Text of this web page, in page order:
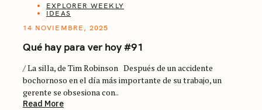
EXPLORER WEEKLY
IDEAS
14 NOVIEMBRE, 2025
Qué hay para ver hoy #91
/ La silla, de Tim Robinson Después de un accidente
bochornoso en el día más importante de su trabajo, un
gerente se obsesiona con..
Read More